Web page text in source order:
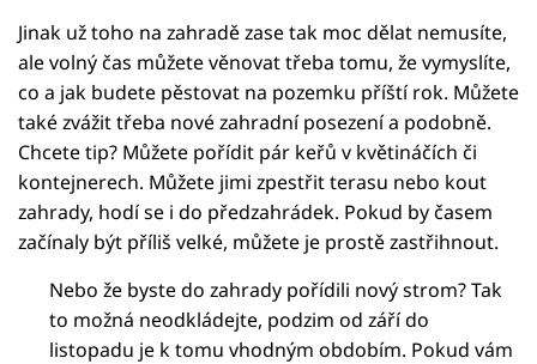
Jinak už toho na zahradě zase tak moc dělat nemusíte,
ale volný čas můžete věnovat třeba tomu, že vymyslíte,
co a jak budete pěstovat na pozemku příští rok. Můžete
také zvážit třeba nové zahradní posezení a podobně.
Chcete tip? Můžete pořídit pár keřů v květináčích či
kontejnerech. Můžete jimi zpestřit terasu nebo kout
zahrady, hodí se i do předzahrádek. Pokud by časem
začínaly být příliš velké, můžete je prostě zastřihnout.
Nebo že byste do zahrady pořídili nový strom? Tak
to možná neodkládejte, podzim od září do
listopadu je k tomu vhodným obdobím. Pokud vám